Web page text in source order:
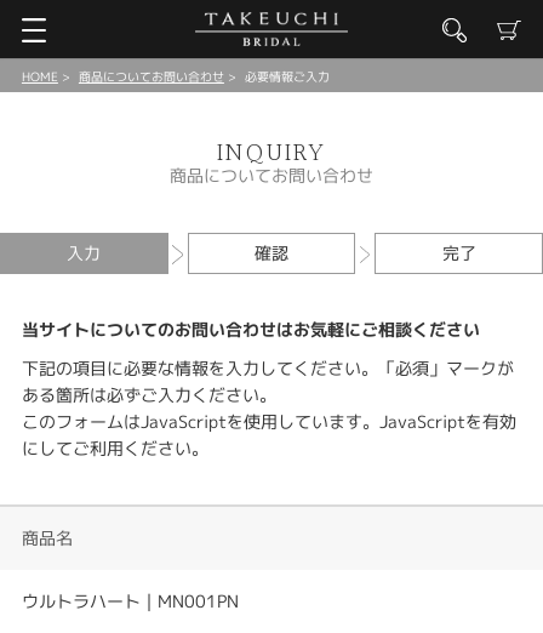
HOME 商品についてお問い合わせ 必要情報ご入力
INQUIRY
商品についてお問い合わせ
入力 確認 完了
当サイトについてのお問い合わせはお気軽にご相談ください
下記の項目に必要な情報を入力してください。「必須」マークが
ある箇所は必ずご入力ください。
このフォームはJavaScriptを使用しています。JavaScriptを有効
にしてご利用ください。
商品名
ウルトラハート｜MN001PN